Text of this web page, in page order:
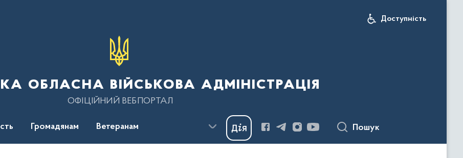
Доступність
обласна військова адміністрація
ОФІЦІЙНИЙ ВЕБПОРТАЛ
Громадянам Ветеранам Пошук